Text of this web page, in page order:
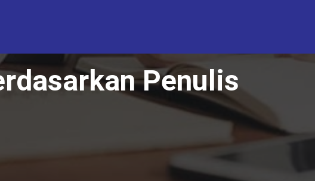
Penulis